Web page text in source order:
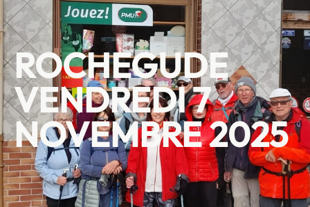
ROCHEGUDE
VENDREDI 7
NOVEMBRE 2025